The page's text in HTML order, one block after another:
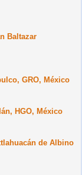
Baltazar
GRO, México
HGO, México
de Albino